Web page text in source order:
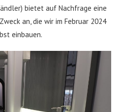
bietet auf Nachfrage eine
an, die wir im Februar 2024
einbauen.